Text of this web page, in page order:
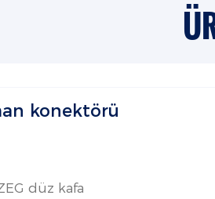
konektörü
düz kafa